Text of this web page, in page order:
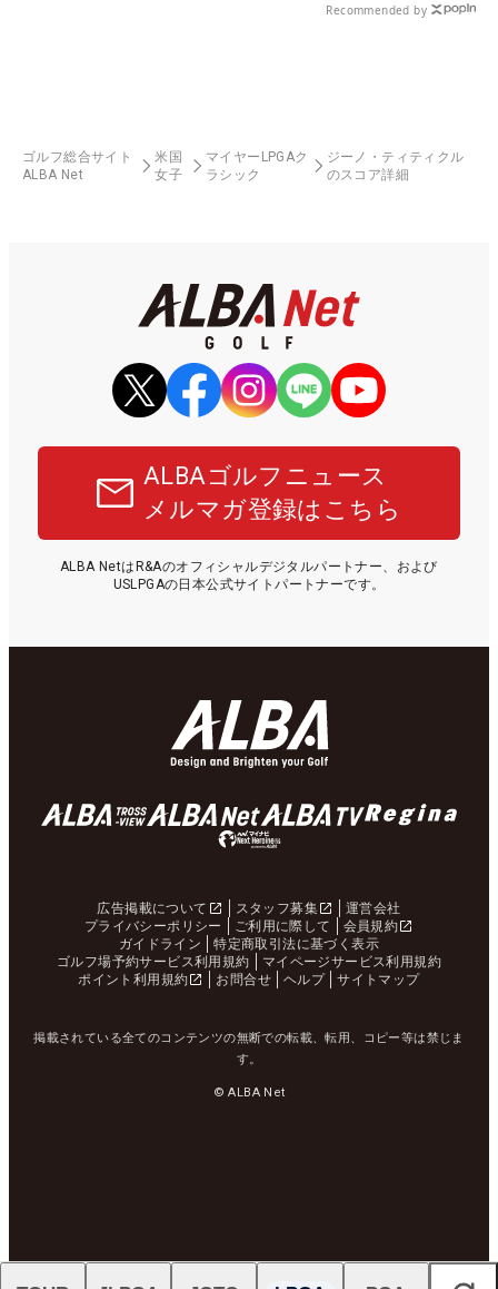
Recommended by
ゴルフ総合サイト
ALBA Net
米国
女子
マイヤーLPGAク
ラシック
ジーノ・ティティクル
のスコア詳細
ALBAゴルフニュース
メルマガ登録はこちら
ALBA NetはR&Aのオフィシャルデジタルパートナー、および
USLPGAの日本公式サイトパートナーです。
広告掲載について スタッフ募集
運営会社
プライバシーポリシー
ご利用に際して
会員規約
ガイドライン
特定商取引法に基づく表示
ゴルフ場予約サービス利用規約
マイページサービス利用規約
ポイント利用規約
お問合せ ヘルプ サイトマップ
掲載されている全てのコンテンツの無断での転載、転用、コピー等は禁じま
す。
© ALBA Net